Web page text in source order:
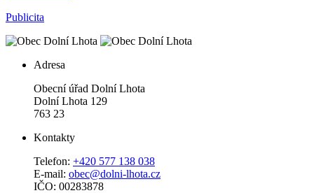
Publicita
Adresa
Obecní úřad Dolní Lhota
Dolní Lhota 129
763 23
Kontakty
Telefon: +420 577 138 038
E-mail: obec@dolni-lhota.cz
IČO: 00283878